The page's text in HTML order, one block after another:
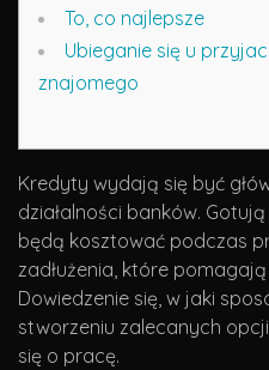
To, co najlepsze
Ubieganie się u
znajomego
Kredyty wydają się być
działalności banków.
będą kosztować podczas
zadłużenia, które
Dowiedzenie się, w jaki
stworzeniu zalecanych
się o pracę.